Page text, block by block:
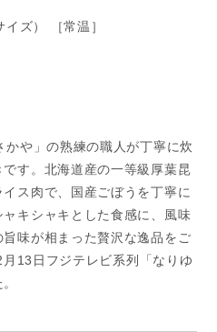
イズ）
［常温］
や」の熟練の職人が丁寧に炊
す。北海道産の一等級厚葉昆
ス肉で、国産ごぼうを丁寧に
キシャキとした食感に、風味
味が相まった贅沢な逸品をご
13日フジテレビ系列「なりゆ